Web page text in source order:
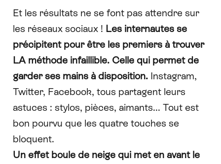
Et les résultats ne se font pas attendre sur
les réseaux sociaux ! Les internautes se
précipitent pour être les premiers à trouver
LA méthode infaillible. Celle qui permet de
garder ses mains à disposition.Instagram,
Twitter, Facebook, tous partagent leurs
astuces : stylos, pièces, aimants... Tout est
bon pourvu que les quatre touches se
bloquent.
Un effet boule de neige qui met en avant le